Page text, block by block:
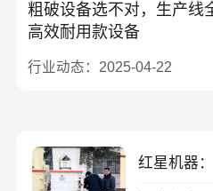
粗破设备选不对，生产线
高效耐用款设备
行业动态：2025-04-22